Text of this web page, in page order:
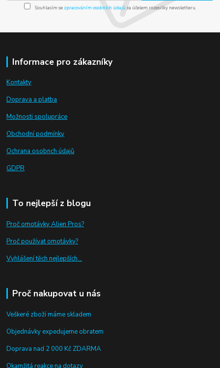
Souhlasím se zpracováním osobních údajůza účelem rozesílky newsletteru.
Informace pro zákazníky
Kontakty
Doprava a platba
Možnosti spolupráce
Obchodní podmínky
Ochrana osobnch údajů
GDPR
To nejlepší z blogu
Proč omotávky Alien Pros?
Proč používat omotávky?
Vyhlášení těch nejlepších...
Proč nakupovat u nás
Veškeré zboží máme skladem
Objednávky expedujeme obratem
Doprava nad 2 000 Kč ZDARMA
Okamžitá reakce na dotazy